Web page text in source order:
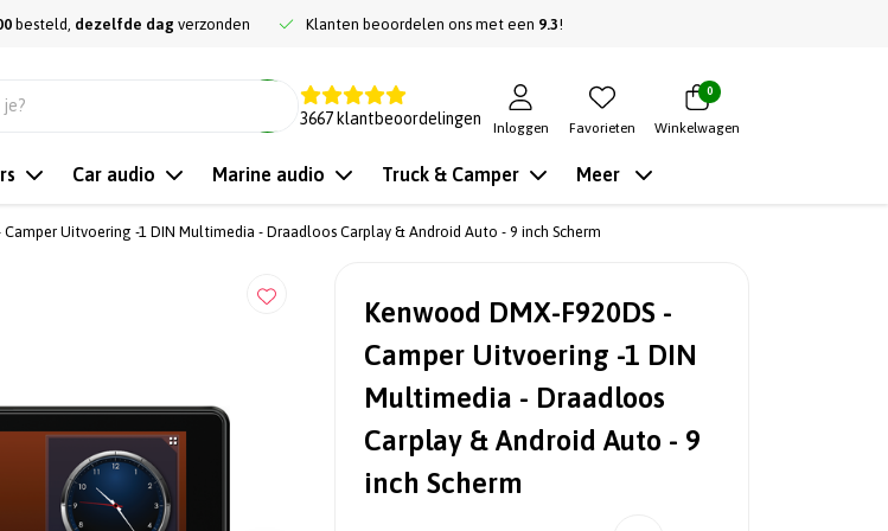
besteld, dezelfde dag verzonden Klanten beoordelen ons met een 9.3!
3667 klantbeoordelingen
Inloggen Favorieten
0
Winkelwagen
Car audio Marine audio Truck & Camper Meer
Camper Uitvoering -1 DIN Multimedia - Draadloos Carplay & Android Auto - 9 inch Scherm
Kenwood DMX-F920DS -
Camper Uitvoering -1 DIN
Multimedia - Draadloos
Carplay & Android Auto - 9
inch Scherm